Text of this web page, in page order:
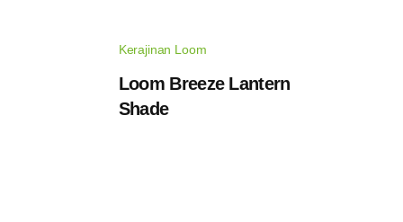
Kerajinan Loom
Loom Breeze Lantern
Shade